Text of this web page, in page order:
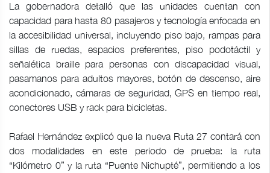
La gobernadora detalló que las unidades cuentan con
capacidad para hasta 80 pasajeros y tecnología enfocada en
la accesibilidad universal, incluyendo piso bajo, rampas para
sillas de ruedas, espacios preferentes, piso podotáctil y
señalética braille para personas con discapacidad visual,
pasamanos para adultos mayores, botón de descenso, aire
acondicionado, cámaras de seguridad, GPS en tiempo real,
conectores USB y rack para bicicletas.
Rafael Hernández explicó que la nueva Ruta 27 contará con
dos modalidades en este periodo de prueba: la ruta
“Kilómetro 0” y la ruta “Puente Nichupté”, permitiendo a los